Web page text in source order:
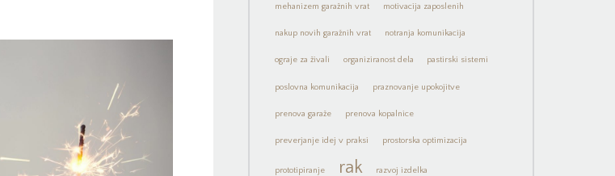
mehanizem garažnih vrat motivacija zaposlenih
nakup novih garažnih vrat notranja komunikacija
ograje za živali organiziranost dela pastirski sistemi
poslovna komunikacija praznovanje upokojitve
prenova garaže prenova kopalnice
preverjanje idej v praksi prostorska optimizacija
prototipiranje rak razvoj izdelka